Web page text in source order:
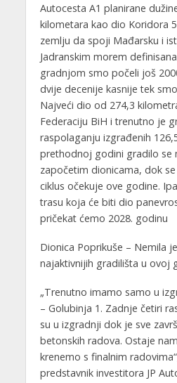
Autocesta A1 planirane
kilometara kao dio Koridora
zemlju da spoji Mađarsku i
Jadranskim morem
gradnjom smo počeli još
dvije decenije kasnije tek
Najveći dio od 274,3
Federaciju BiH i trenutno je
raspolaganju izgrađenih
prethodnoj godini gradilo se
započetim dionicama, dok
ciklus očekuje ove godine.
trasu koja će biti dio
pričekat ćemo 2028. godinu
Dionica Poprikuše – Nemila
najaktivnijih gradilišta u ovoj
„Trenutno imamo samo u
– Golubinja 1. Zadnje četiri
su u izgradnji dok je sve
betonskih radova. Ostaje
krenemo s finalnim
predstavnik investitora JP